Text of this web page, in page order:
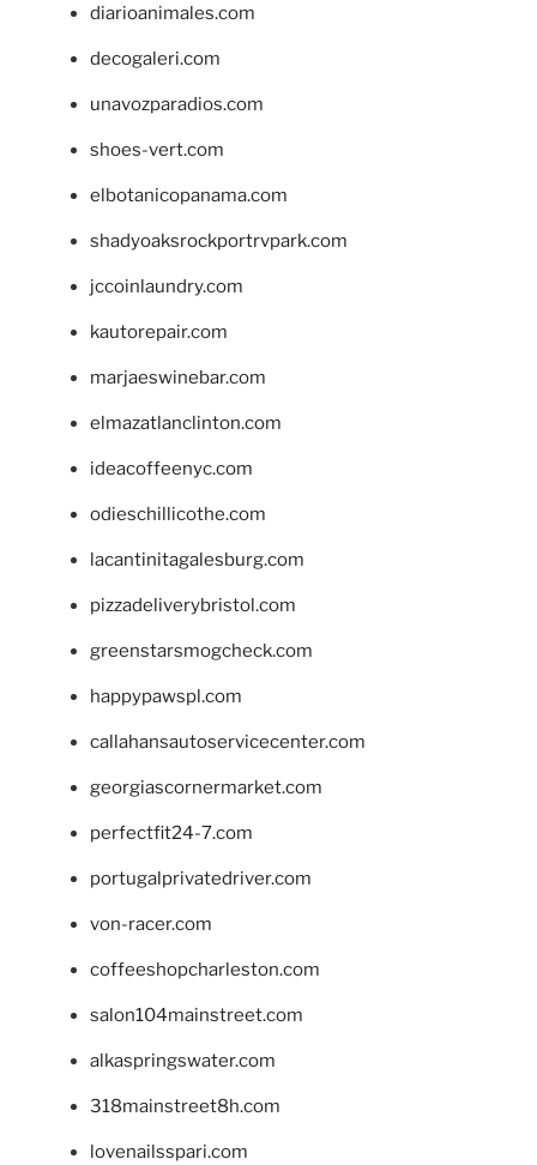
diarioanimales.com
decogaleri.com
unavozparadios.com
shoes-vert.com
elbotanicopanama.com
shadyoaksrockportrvpark.com
jccoinlaundry.com
kautorepair.com
marjaeswinebar.com
elmazatlanclinton.com
ideacoffeenyc.com
odieschillicothe.com
lacantinitagalesburg.com
pizzadeliverybristol.com
greenstarsmogcheck.com
happypawspl.com
callahansautoservicecenter.com
georgiascornermarket.com
perfectfit24-7.com
portugalprivatedriver.com
von-racer.com
coffeeshopcharleston.com
salon104mainstreet.com
alkaspringswater.com
318mainstreet8h.com
lovenailsspari.com